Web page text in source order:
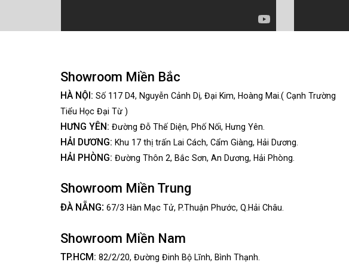
Showroom Miền Bắc
HÀ NỘI: Số 117 D4, Nguyễn Cảnh Dị, Đại Kim, Hoàng Mai.( Cạnh Trường
Tiểu Học Đại Từ )
HƯNG YÊN: Đường Đỗ Thế Diện, Phố Nối, Hưng Yên.
HẢI DƯƠNG: Khu 17 thị trấn Lai Cách, Cẩm Giàng, Hải Dương.
HẢI PHÒNG: Đường Thôn 2, Bắc Sơn, An Dương, Hải Phòng.
Showroom Miền Trung
ĐÀ NẴNG: 67/3 Hàn Mạc Tử, P.Thuận Phước, Q.Hải Châu.
Showroom Miền Nam
TP.HCM: 82/2/20, Đường Đinh Bộ Lĩnh, Bình Thạnh.